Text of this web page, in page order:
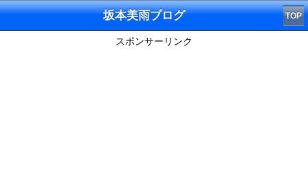
坂本美雨ブログ TOP
スポンサーリンク